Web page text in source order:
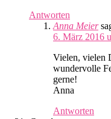
Antworten
Anna Meier
6. März 2016
Vielen, vielen
wundervolle
gerne!
Anna
Antworten